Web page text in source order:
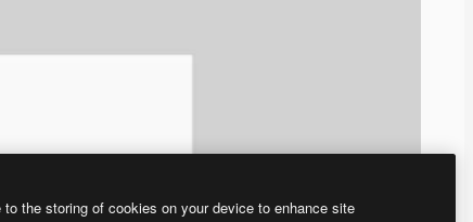
the storing of cookies on your device to enhance site